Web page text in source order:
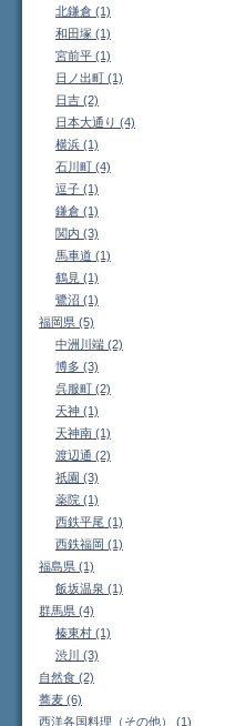
北鎌倉 (1)
和田塚 (1)
宮前平 (1)
日ノ出町 (1)
日吉 (2)
日本大通り (4)
横浜 (1)
石川町 (4)
逗子 (1)
鎌倉 (1)
関内 (3)
馬車道 (1)
鶴見 (1)
鷺沼 (1)
福岡県 (5)
中洲川端 (2)
博多 (3)
呉服町 (2)
天神 (1)
天神南 (1)
渡辺通 (2)
祇園 (3)
薬院 (1)
西鉄平尾 (1)
西鉄福岡 (1)
福島県 (1)
飯坂温泉 (1)
群馬県 (4)
榛東村 (1)
渋川 (3)
自然食 (2)
蕎麦 (6)
西洋各国料理（その他） (1)